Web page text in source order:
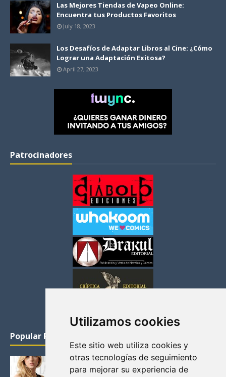
Utilizamos cookies
Este sitio web utiliza cookies y
otras tecnologías de seguimiento
para mejorar su experiencia de
Las Mejores Tiendas de Vapeo Online:
Encuentra tus Productos Favoritos
July 18, 2023
Los Desafíos de Adaptar Libros al Cine: ¿Cómo
Lograr una Adaptación Exitosa?
April 27, 2023
Patrocinadores
Popular Posts
KATHERYN WINNICK: LA ACTRIZ MAS GUAPA DE
VIKINGOS